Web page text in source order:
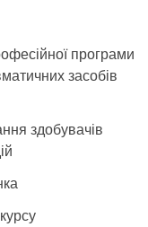
програми
засобів
здобувачів